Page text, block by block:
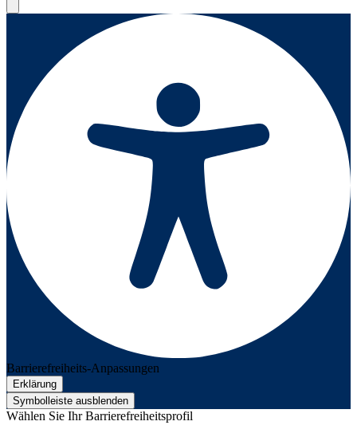
Barrierefreiheits-Anpassungen
Erklärung
Symbolleiste ausblenden
Wählen Sie Ihr Barrierefreiheitsprofil